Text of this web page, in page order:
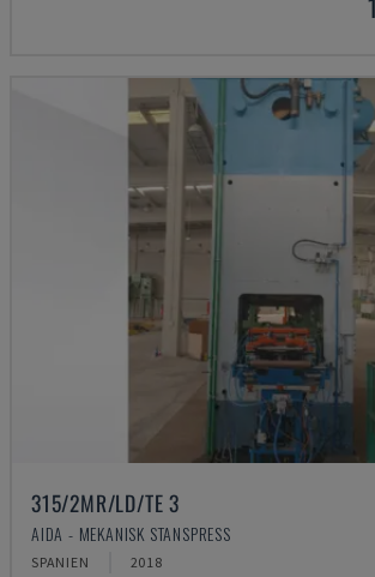
315/2MR/LD/TE 3
AIDA - MEKANISK STANSPRESS
SPANIEN 2018